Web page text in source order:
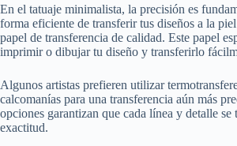
En el tatuaje minimalista, la precisión es
forma eficiente de transferir tus diseños a la
papel de transferencia de calidad. Este papel
imprimir o dibujar tu diseño y transferirlo
Algunos artistas prefieren utilizar
calcomanías para una transferencia aún más
opciones garantizan que cada línea y detalle se
exactitud.